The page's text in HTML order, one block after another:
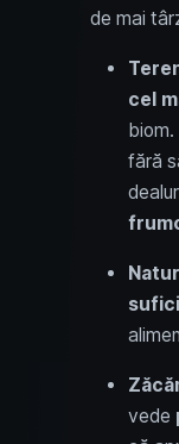
de mai
cel
biom.
fără
vede